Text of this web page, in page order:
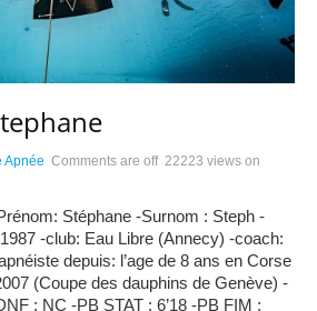
Apnée Comments are off 22223 views on
Stéphane -Surnom : Steph -
-club: Eau Libre (Annecy) -coach:
depuis: l’age de 8 ans en Corse
(Coupe des dauphins de Genève) -
: NC -PB STAT : 6’18 -PB FIM :